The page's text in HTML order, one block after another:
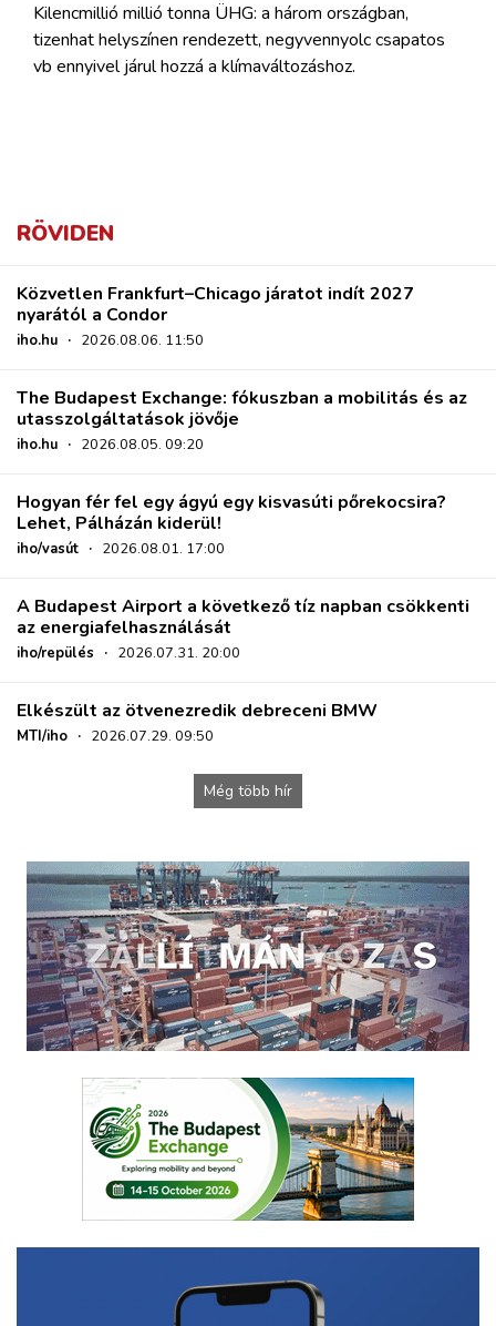
Kilencmillió millió tonna ÜHG: a három országban,
tizenhat helyszínen rendezett, negyvennyolc csapatos
vb ennyivel járul hozzá a klímaváltozáshoz.
RÖVIDEN
Közvetlen Frankfurt–Chicago járatot indít 2027
nyarától a Condor
iho.hu · 2026.08.06. 11:50
The Budapest Exchange: fókuszban a mobilitás és az
utasszolgáltatások jövője
iho.hu · 2026.08.05. 09:20
Hogyan fér fel egy ágyú egy kisvasúti pőrekocsira?
Lehet, Pálházán kiderül!
iho/vasút · 2026.08.01. 17:00
A Budapest Airport a következő tíz napban csökkenti
az energiafelhasználását
iho/repülés · 2026.07.31. 20:00
Elkészült az ötvenezredik debreceni BMW
MTI/iho · 2026.07.29. 09:50
Még több hír